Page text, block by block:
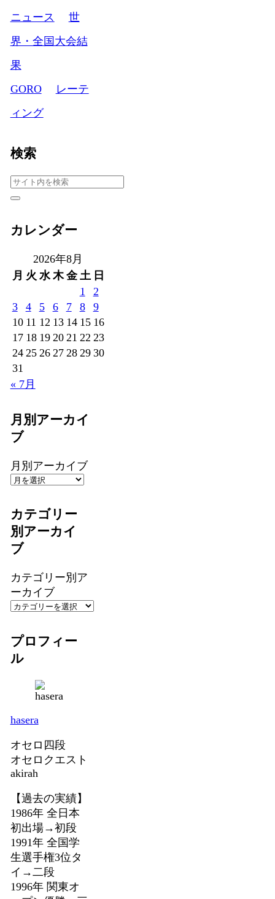
ニュース
世
界・全国大会結
果
GORO
レーテ
ィング
検索
カレンダー
2026年8月
月 火 水 木 金 土 日
1
2
3
4 5 6 7 8
9
10 11 12 13 14 15 16
17 18 19 20 21 22 23
24 25 26 27 28 29 30
31
« 7月
月別アーカイ
ブ
月別アーカイブ
カテゴリー
別アーカイ
ブ
カテゴリー別ア
ーカイブ
プロフィー
ル
hasera
オセロ四段
オセロクエスト
akirah
【過去の実績】
1986年 全日本
初出場→初段
1991年 全国学
生選手権3位タ
イ→二段
1996年 関東オ